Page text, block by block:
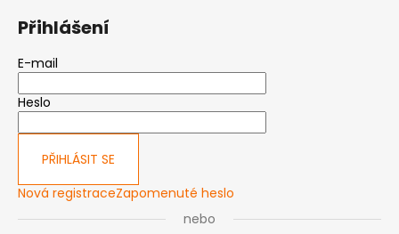
Přihlášení
E-mail
Heslo
PŘIHLÁSIT SE
Nová registraceZapomenuté heslo
nebo